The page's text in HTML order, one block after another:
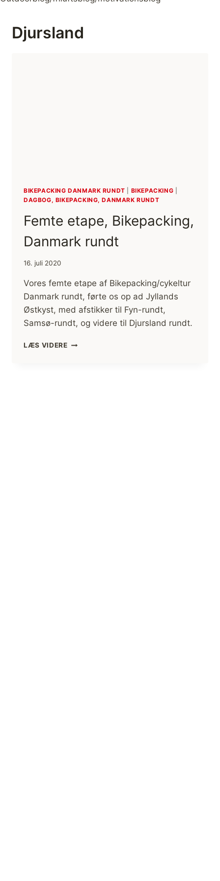
Djursland
BIKEPACKING DANMARK RUNDT BIKEPACKING
DAGBOG, BIKEPACKING, DANMARK RUNDT
Femte etape, Bikepacking,
Danmark rundt
16. juli 2020
Vores femte etape af Bikepacking/cykeltur
Danmark rundt, førte os op ad Jyllands
Østkyst, med afstikker til Fyn-rundt,
Samsø-rundt, og videre til Djursland rundt.
LÆS VIDEREFEMTE